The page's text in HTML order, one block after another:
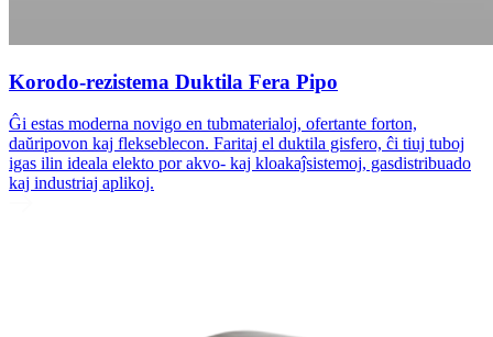
Korodo-rezistema Duktila Fera Pipo
Ĝi estas moderna novigo en tubmaterialoj, ofertante forton,
daŭripovon kaj flekseblecon. Faritaj el duktila gisfero, ĉi tiuj tuboj
igas ilin ideala elekto por akvo- kaj kloakaĵsistemoj, gasdistribuado
kaj industriaj aplikoj.